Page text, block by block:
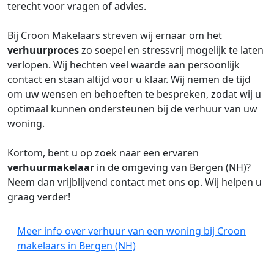
terecht voor vragen of advies.
Bij Croon Makelaars streven wij ernaar om het
verhuurproceszo soepel en stressvrij mogelijk te laten
verlopen. Wij hechten veel waarde aan persoonlijk
contact en staan altijd voor u klaar. Wij nemen de tijd
om uw wensen en behoeften te bespreken, zodat wij u
optimaal kunnen ondersteunen bij de verhuur van uw
woning.
Kortom, bent u op zoek naar een ervaren
verhuurmakelaar in de omgeving van Bergen (NH)?
Neem dan vrijblijvend contact met ons op. Wij helpen u
graag verder!
Meer info over verhuur van een woning bij Croon
makelaars in Bergen (NH)